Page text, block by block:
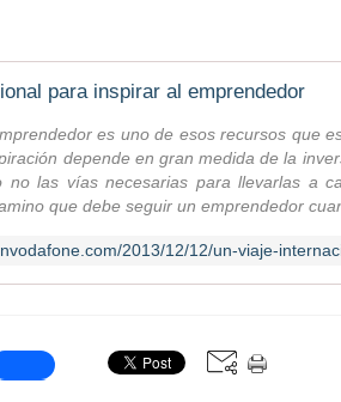
para inspirar al emprendedor
es uno de esos recursos que
depende en gran medida de la
no las vías necesarias para llevarlas a
que debe seguir un emprendedor